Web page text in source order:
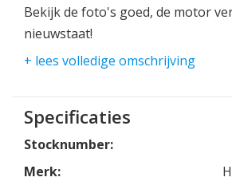
Bekijk de foto's goed, de motor
nieuwstaat!
Neem plaats op het zadel, pak het
rijden!
Motorfiets compleet zwart met
De ScreaminEagle uitlaten zorgen
+ lees volledige omschrijving
Specificaties
Stocknumber:
Merk: